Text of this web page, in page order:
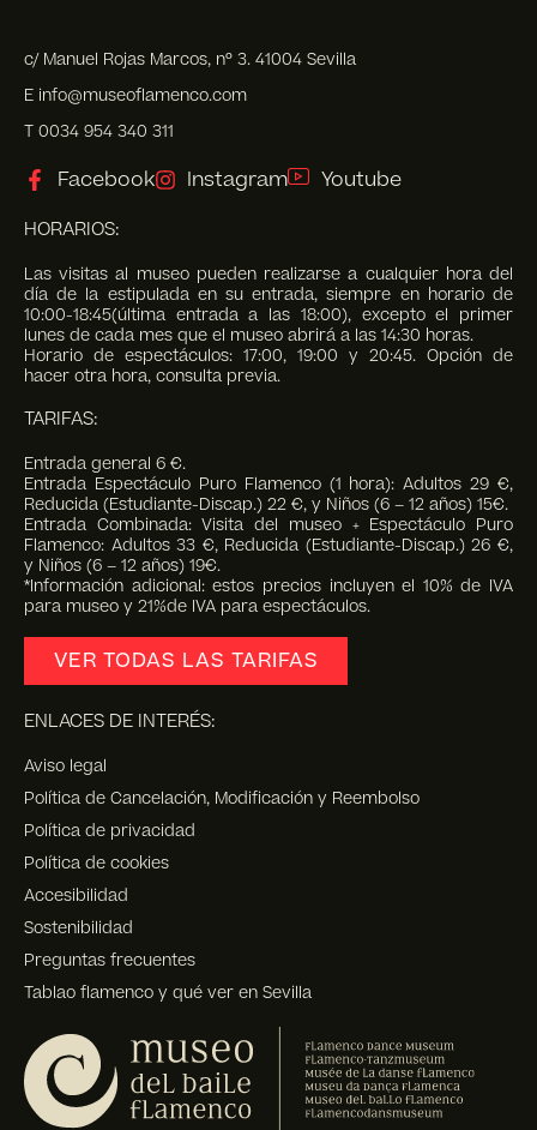
c/ Manuel Rojas Marcos, nº 3. 41004 Sevilla
E info@museoflamenco.com
T 0034 954 340 311
Facebook Instagram Youtube
HORARIOS:
Las visitas al museo pueden realizarse a cualquier hora del
día de la estipulada en su entrada, siempre en horario de
10:00-18:45(última entrada a las 18:00), excepto el primer
lunes de cada mes que el museo abrirá a las 14:30 horas.
Horario de espectáculos: 17:00, 19:00 y 20:45. Opción de
hacer otra hora, consulta previa.
TARIFAS:
Entrada general 6 €.
Entrada Espectáculo Puro Flamenco (1 hora): Adultos 29 €,
Reducida (Estudiante-Discap.) 22 €, y Niños (6 – 12 años) 15€.
Entrada Combinada: Visita del museo + Espectáculo Puro
Flamenco: Adultos 33 €, Reducida (Estudiante-Discap.) 26 €,
y Niños (6 – 12 años) 19€.
*Información adicional: estos precios incluyen el 10% de IVA
para museo y 21%de IVA para espectáculos.
VER TODAS LAS TARIFAS
ENLACES DE INTERÉS:
Aviso legal
Política de Cancelación, Modificación y Reembolso
Política de privacidad
Política de cookies
Accesibilidad
Sostenibilidad
Preguntas frecuentes
Tablao flamenco y qué ver en Sevilla